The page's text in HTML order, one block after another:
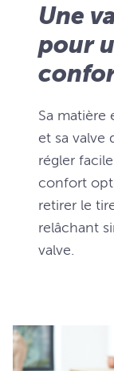
Une
pour
Sa matière
et sa valve
régler
confort
retirer le
relâchant
valve.